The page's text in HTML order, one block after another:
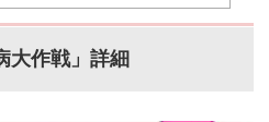
大作戦」詳細